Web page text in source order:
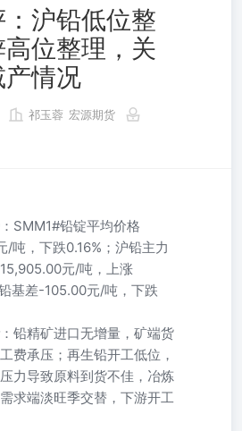
沪铅低位整
位整理，关
情况
祁玉蓉 宏源期货
：SMM1#铅锭平均价格
/吨，下跌0.16%；沪铅主力
元/吨，上涨
基差-105.00元/吨，下跌
：铅精矿进口无增量，矿端货
费承压；再生铅开工低位，
力导致原料到货不佳，冶炼
求端淡旺季交替，下游开工